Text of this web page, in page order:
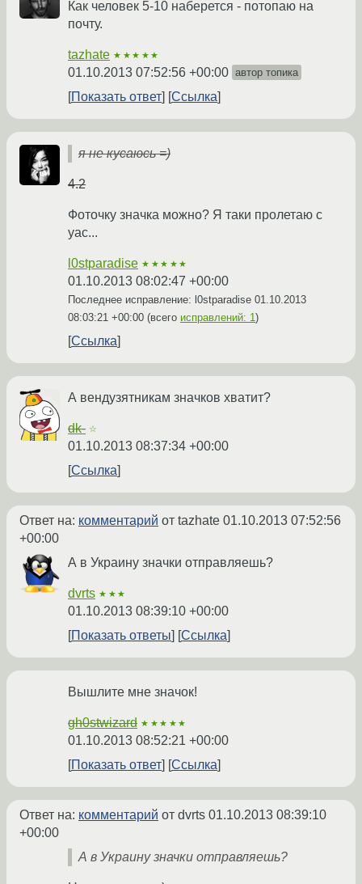
Как человек 5-10 наберется - потопаю на
почту.
tazhate ★★★★★
01.10.2013 07:52:56 +00:00 автор топика
Показать ответ Ссылка
я не кусаюсь =)
4.2
Фоточку значка можно? Я таки пролетаю с
yac...
l0stparadise ★★★★★
01.10.2013 08:02:47 +00:00
Последнее исправление: l0stparadise 01.10.2013
08:03:21 +00:00 (всего исправлений: 1)
Ссылка
А вендузятникам значков хватит?
dk- ☆
01.10.2013 08:37:34 +00:00
Ссылка
Ответ на: комментарий от tazhate 01.10.2013 07:52:56
+00:00
А в Украину значки отправляешь?
dvrts ★★★
01.10.2013 08:39:10 +00:00
Показать ответы
Ссылка
Вышлите мне значок!
gh0stwizard ★★★★★
01.10.2013 08:52:21 +00:00
Показать ответ
Ссылка
Ответ на: комментарий от dvrts 01.10.2013 08:39:10
+00:00
А в Украину значки отправляешь?